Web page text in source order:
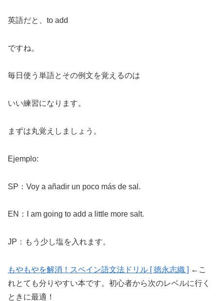
英語だと、to add
ですね。
毎日使う単語とその例文を覚えるのは
いい練習になります。
まずは丸覚えしましょう。
Ejemplo:
SP：Voy a añadir un poco más de sal.
EN：I am going to add a little more salt.
JP：もう少し塩を入れます。
もやもやを解消！スペイン語文法ドリル [ 徳永志織 ] ←こ
れとても分りやすい本です。初心者から次のレベルに行く
ときに最適！